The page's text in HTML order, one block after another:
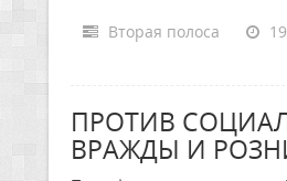
Вторая полоса
ПРОТИВ
ВРАЖДЫ И